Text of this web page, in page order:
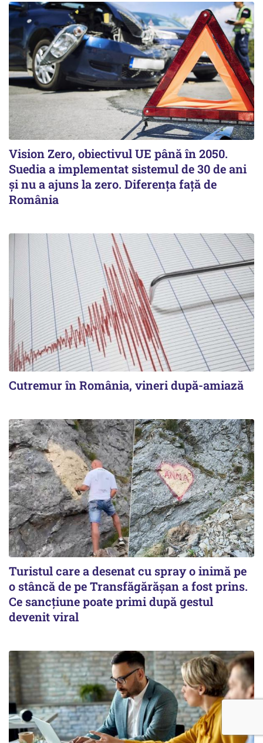
Vision Zero, obiectivul UE până în 2050.
Suedia a implementat sistemul de 30 de ani
şi nu a ajuns la zero. Diferenţa faţă de
România
Cutremur în România, vineri după-amiază
Turistul care a desenat cu spray o inimă pe
o stâncă de pe Transfăgărășan a fost prins.
Ce sancțiune poate primi după gestul
devenit viral